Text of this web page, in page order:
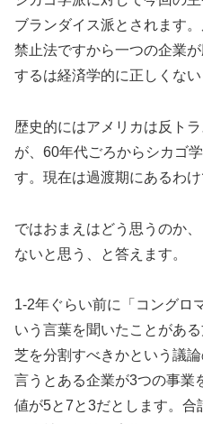
ブランダイス派とされます
禁止法ですから一つの企業
するは経済学的に正しくない
歴史的にはアメリカは反ト
が、60年代ごろからシカゴ
す。現在は過渡期にあるわけ
ではおまえはどう思うのか
ないと思う、と答えます。
1-2年ぐらい前に「コングロ
いう言葉を聞いたことがあ
芝を分割すべきかという議
言うとある企業が3つの事業
値が5と7と3だとします。合